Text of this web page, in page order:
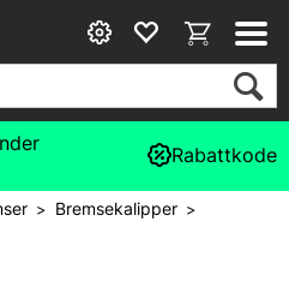
Rabattkode
> Bremsekalipper>